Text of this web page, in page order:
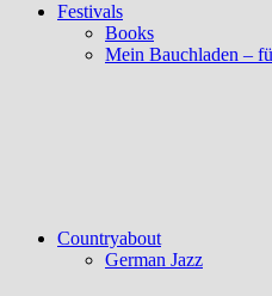
Festivals
Books
Mein Bauchladen –
Countryabout
German Jazz